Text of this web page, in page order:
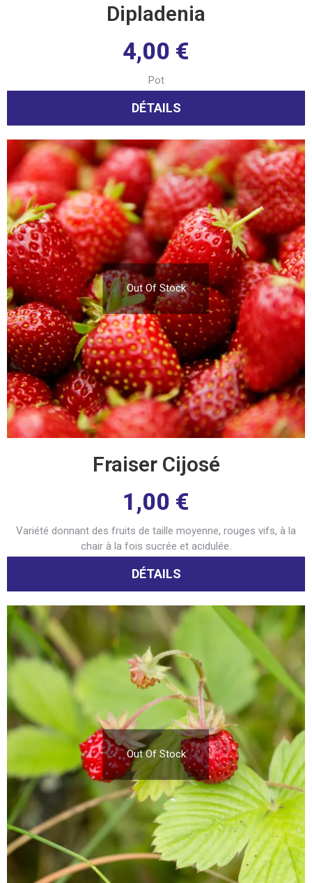
Dipladenia
4,00 €
Pot
DÉTAILS
Out Of Stock
Fraiser Cijosé
1,00 €
Variété donnant des fruits de taille moyenne, rouges vifs, à la
chair à la fois sucrée et acidulée.
DÉTAILS
Out Of Stock